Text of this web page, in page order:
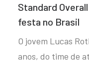
Standard
festa no Brasil
O jovem Lucas
anos, do time de